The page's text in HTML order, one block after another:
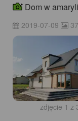
Dom w
2019-07-09 37
zdjęcie 1 z